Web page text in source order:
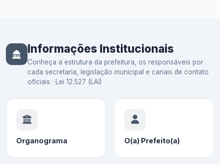
Informações Institucionais
Conheça a estrutura da prefeitura, os responsáveis por
cada secretaria, legislação municipal e canais de contato
oficiais · Lei 12.527 (LAI)
Organograma O(a) Prefeito(a)